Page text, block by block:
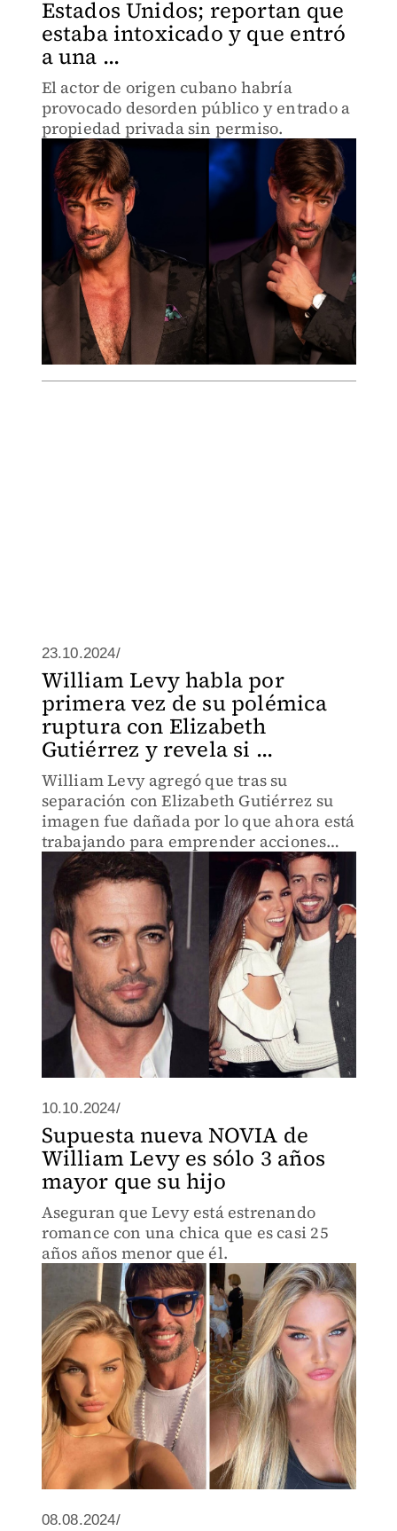
Estados Unidos; reportan que
estaba intoxicado y que entró
a una ...
El actor de origen cubano habría
provocado desorden público y entrado a
propiedad privada sin permiso.
23.10.2024/
William Levy habla por
primera vez de su polémica
ruptura con Elizabeth
Gutiérrez y revela si ...
William Levy agregó que tras su
separación con Elizabeth Gutiérrez su
imagen fue dañada por lo que ahora está
trabajando para emprender acciones
legales.
10.10.2024/
Supuesta nueva NOVIA de
William Levy es sólo 3 años
mayor que su hijo
Aseguran que Levy está estrenando
romance con una chica que es casi 25
años años menor que él.
08.08.2024/